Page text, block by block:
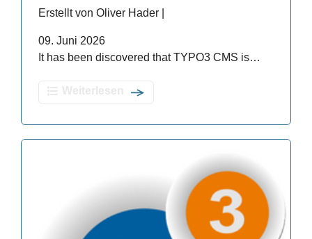
Erstellt von Oliver Hader |
09. Juni 2026
It has been discovered that TYPO3 CMS is…